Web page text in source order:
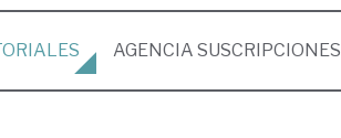
AGENCIA SUSCRIPCIONES